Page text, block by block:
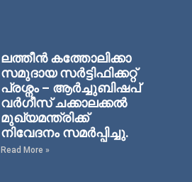
ലത്തീൻ കത്തോലിക്കാ
സമുദായ സർട്ടിഫിക്കറ്റ്
പ്രശ്നം – ആർച്ചുബിഷപ്
വർഗീസ് ചക്കാലക്കൽ
മുഖ്യമന്ത്രിക്ക്
നിവേദനം സമർപ്പിച്ചു.
Read More »